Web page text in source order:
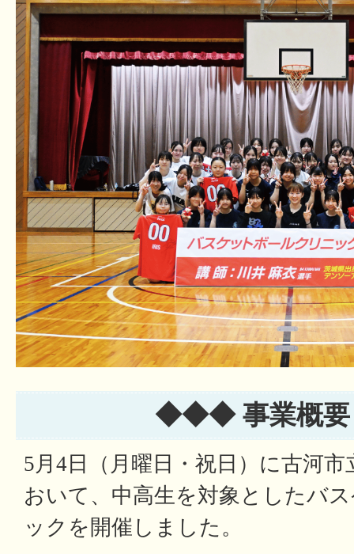
◆◆◆ 事業概
5月4日（月曜日・祝日）に古河
おいて、中高生を対象としたバ
ックを開催しました。